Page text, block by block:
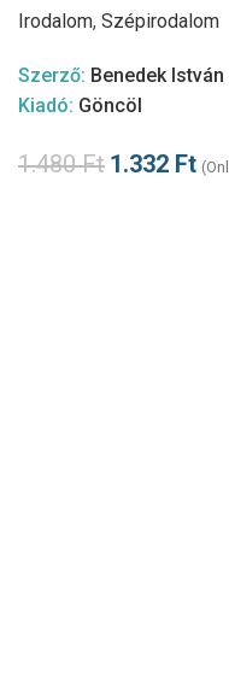
Irodalom, Szépirodalom
Szerző: Benedek
Kiadó: Göncöl
1.480Ft 1.332 Ft